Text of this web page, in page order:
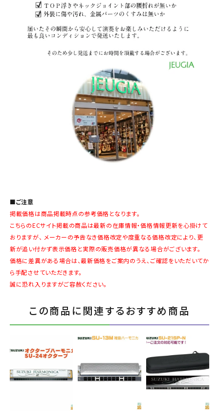
■ご注意
掲載価格は商品掲載時点の参考価格となります。
こちらのECサイト掲載の商品は最新の在庫情報・価格情報更新を心掛けて
おりますが、 メーカーの予告なき価格改定や度重なる価格改定により、更
新が追い付かず表示価格と実際の販売価格が異なる場合がございます。
価格に差異がある場合は、最新価格をご案内のうえ、ご確認をいただいてか
ら手配させていただきます。
誠に恐れ入りますがご容赦ください。
この商品に関連するおすすめ商品